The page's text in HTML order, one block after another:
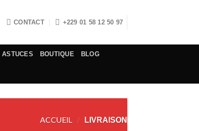
CONTACT +229 01 58 12 50 97
BOUTIQUE BLOG
ACCUEIL / LIVRAISON